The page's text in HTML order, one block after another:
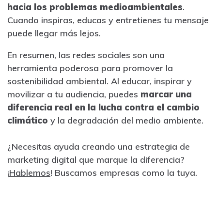
hacia los problemas medioambientales.
Cuando inspiras, educas y entretienes tu mensaje
puede llegar más lejos.
En resumen, las redes sociales son una
herramienta poderosa para promover la
sostenibilidad ambiental. Al educar, inspirar y
movilizar a tu audiencia, puedes marcar una
diferencia real en la lucha contra el cambio
climático y la degradación del medio ambiente.
¿Necesitas ayuda creando una estrategia de
marketing digital que marque la diferencia?
¡Hablemos! Buscamos empresas como la tuya.